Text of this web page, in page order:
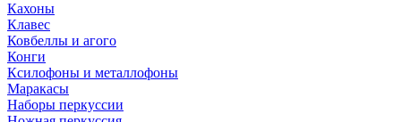
Кахоны
Клавес
Ковбеллы и агого
Конги
Ксилофоны и металлофоны
Маракасы
Наборы перкуссии